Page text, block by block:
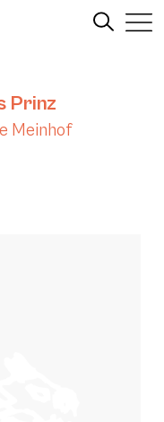
Prinz
Meinhof